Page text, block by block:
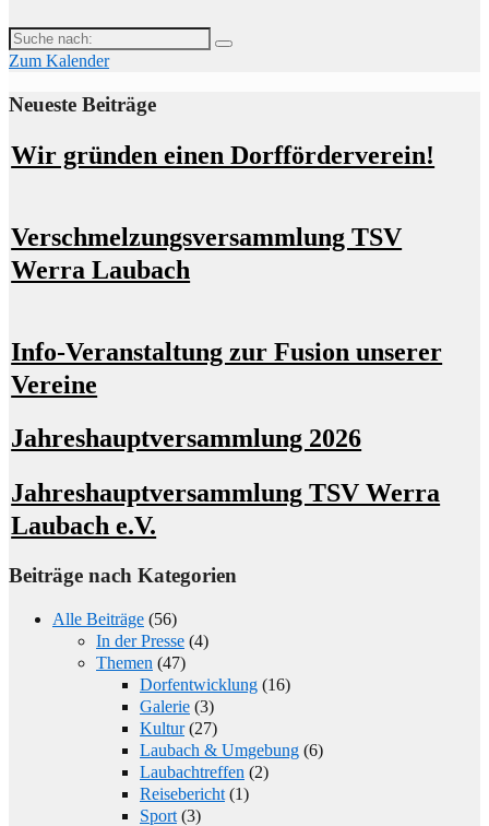
Suche
nach:
Zum Kalender
Neueste Beiträge
Wir gründen einen Dorfförderverein!
Verschmelzungsversammlung TSV
Werra Laubach
Info-Veranstaltung zur Fusion unserer
Vereine
Jahreshauptversammlung 2026
Jahreshauptversammlung TSV Werra
Laubach e.V.
Beiträge nach Kategorien
Alle Beiträge (56)
In der Presse (4)
Themen (47)
Dorfentwicklung (16)
Galerie (3)
Kultur(27)
Laubach & Umgebung (6)
Laubachtreffen (2)
Reisebericht (1)
Sport (3)